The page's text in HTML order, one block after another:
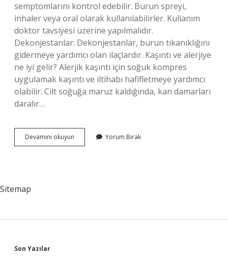
semptomlarını kontrol edebilir. Burun spreyi,
inhaler veya oral olarak kullanılabilirler. Kullanım
doktor tavsiyesi üzerine yapılmalıdır.
Dekonjestanlar: Dekonjestanlar, burun tıkanıklığını
gidermeye yardımcı olan ilaçlardır. Kaşıntı ve alerjiye
ne iyi gelir? Alerjik kaşıntı için soğuk kompres
uygulamak kaşıntı ve iltihabı hafifletmeye yardımcı
olabilir. Cilt soğuğa maruz kaldığında, kan damarları
daralır…
Devamını okuyun
En
Yorum Bırak
Sitemap
Son Yazılar